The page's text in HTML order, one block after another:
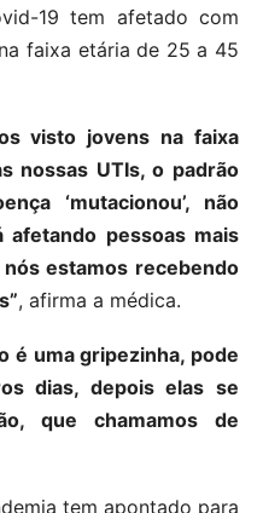
19 tem afetado com
faixa etária de 25 a 45
visto jovens na faixa
nossas UTIs, o padrão
‘mutacionou’, não
afetando pessoas mais
estamos recebendo
, afirma a médica.
é uma gripezinha, pode
dias, depois elas se
que chamamos de
tem apontado para